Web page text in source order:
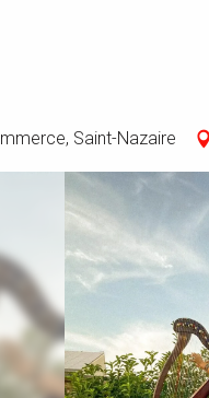
Saint-Nazaire